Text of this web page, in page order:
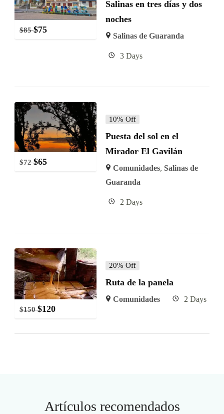
$85 $75
Salinas en tres días y dos
noches
Salinas de Guaranda
3 Days
$72 $65
10% Off
Puesta del sol en el
Mirador El Gavilán
Comunidades, Salinas de
Guaranda
2 Days
$150 $120
20% Off
Ruta de la panela
Comunidades 2 Days
Artículos recomendados